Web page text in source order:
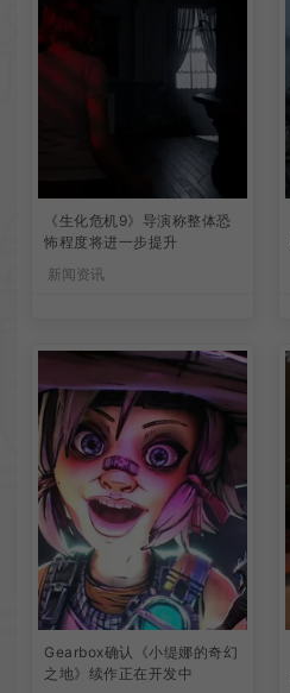
《生化危机9》导演称整体恐
怖程度将进一步提升
新闻资讯
Gearbox确认《小缇娜的奇幻
之地》续作正在开发中